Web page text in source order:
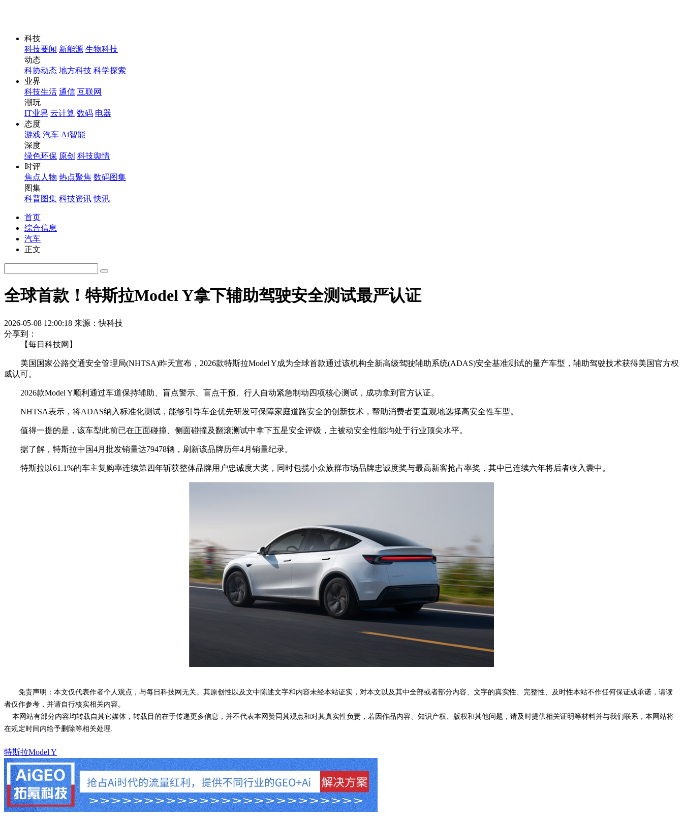
科技
科技要闻 新能源 生物科技
动态
科协动态 地方科技 科学探索
业界
科技生活 通信 互联网
潮玩
IT业界 云计算 数码 电器
态度
游戏 汽车 Ai智能
深度
绿色环保 原创 科技舆情
时评
焦点人物 热点聚焦 数码图集
图集
科普图集 科技资讯 快讯
首页
综合信息
汽车
正文
全球首款！特斯拉Model Y拿下辅助驾驶安全测试最严认证
2026-05-08 12:00:18 来源：快科技
分享到：
【每日科技网】
美国国家公路交通安全管理局(NHTSA)昨天宣布，2026款特斯拉Model Y成为全球首款通过该机构全新高级驾驶辅助系统(ADAS)安全基准测试的量产车型，辅助驾驶技术获得美国官方权
威认可。
2026款Model Y顺利通过车道保持辅助、盲点警示、盲点干预、行人自动紧急制动四项核心测试，成功拿到官方认证。
NHTSA表示，将ADAS纳入标准化测试，能够引导车企优先研发可保障家庭道路安全的创新技术，帮助消费者更直观地选择高安全性车型。
值得一提的是，该车型此前已在正面碰撞、侧面碰撞及翻滚测试中拿下五星安全评级，主被动安全性能均处于行业顶尖水平。
据了解，特斯拉中国4月批发销量达79478辆，刷新该品牌历年4月销量纪录。
特斯拉以61.1%的车主复购率连续第四年斩获整体品牌用户忠诚度大奖，同时包揽小众族群市场品牌忠诚度奖与最高新客抢占率奖，其中已连续六年将后者收入囊中。
免责声明：本文仅代表作者个人观点，与每日科技网无关。其原创性以及文中陈述文字和内容未经本站证实，对本文以及其中全部或者部分内容、文字的真实性、完整性、及时性本站不作任何保证或承诺，请读
者仅作参考，并请自行核实相关内容。
本网站有部分内容均转载自其它媒体，转载目的在于传递更多信息，并不代表本网赞同其观点和对其真实性负责，若因作品内容、知识产权、版权和其他问题，请及时提供相关证明等材料并与我们联系，本网站将
在规定时间内给予删除等相关处理.
特斯拉Model Y